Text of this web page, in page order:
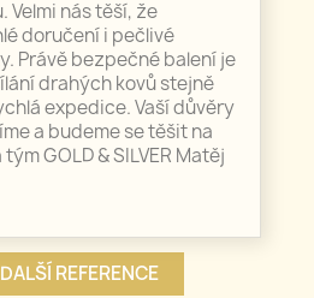
Velmi nás těší, že
doručení i pečlivé
Právě bezpečné balení je
drahých kovů stejně
expedice. Vaší důvěry
a budeme se těšit na
GOLD & SILVER Matěj
REFERENCE